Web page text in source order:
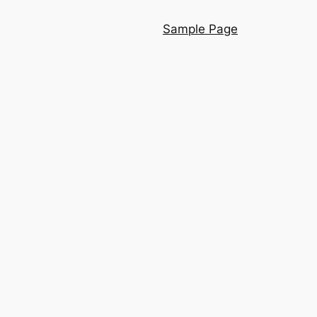
Sample Page